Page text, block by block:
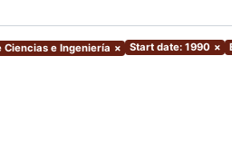
e Ingeniería × Start date: 1990 ×